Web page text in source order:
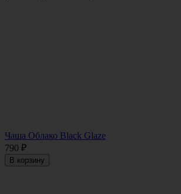
Чаша Облако Black Glaze
790 ₽
В корзину